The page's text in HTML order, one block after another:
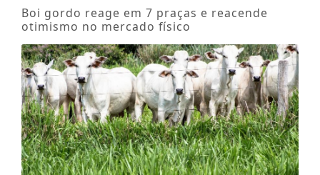
Boi gordo reage em 7 praças e reacende
otimismo no mercado físico